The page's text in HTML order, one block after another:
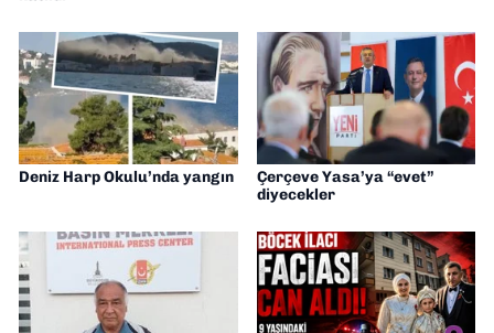
Deniz Harp Okulu’nda yangın
Çerçeve Yasa’ya “evet”
diyecekler